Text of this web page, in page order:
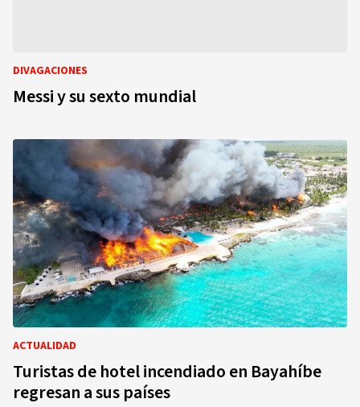
DIVAGACIONES
Messi y su sexto mundial
ACTUALIDAD
Turistas de hotel incendiado en Bayahíbe
regresan a sus países